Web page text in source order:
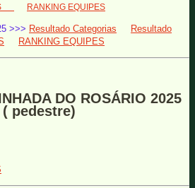
RANKING EQUIPES
>>> Resultado Categorias
Resultado
RANKING EQUIPES
DO ROSÁRIO 2025
( pedestre)